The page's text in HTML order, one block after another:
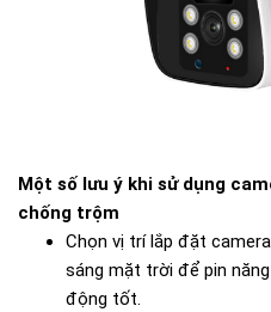
Một số lưu ý khi sử dụng
chống trộm
Chọn vị trí lắp đặt
sáng mặt trời để pin
động tốt.